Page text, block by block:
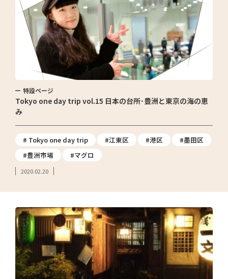
特設ページ
Tokyo one day trip vol.15 日本の台所･豊洲と東京の海の恵
み
# Tokyo one day trip #江東区 #港区
#墨田区
#豊洲市場
#マグロ
2020.02.20